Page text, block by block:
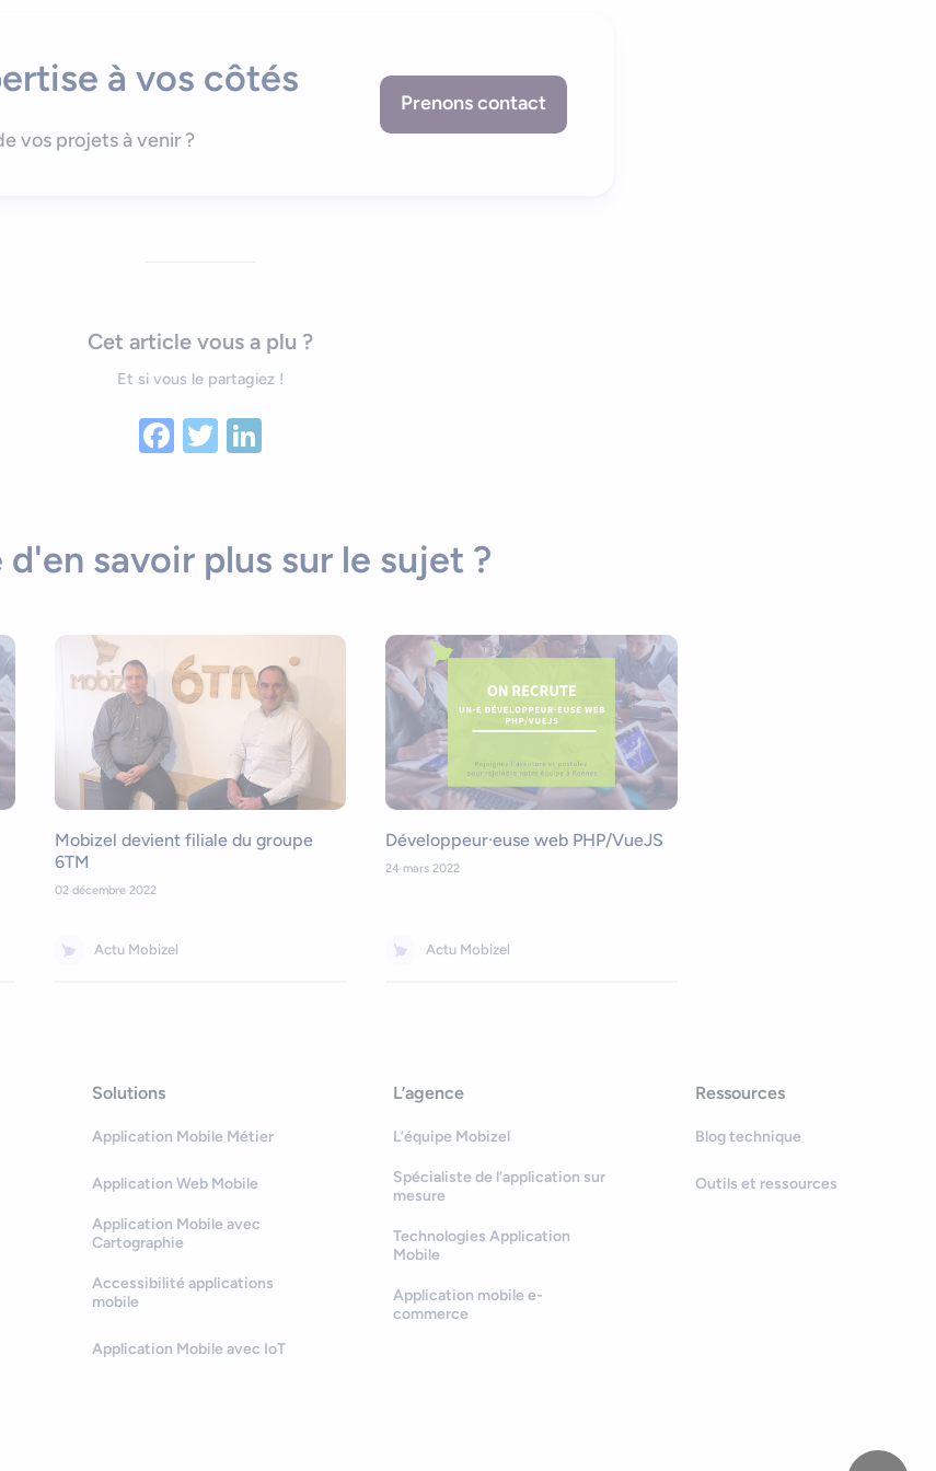
à vos côtés
vos projets à venir ?
Prenons contact
Cet article vous a plu ?
Et si vous le partagiez !
Facebook
Twitter
d'en savoir plus sur le sujet ?
Mobizel devient filiale du groupe
6TM
02 décembre 2022
Actu Mobizel
Développeur·euse web PHP/VueJS
24 mars 2022
Actu Mobizel
Solutions
Application Mobile Métier
Application Web Mobile
Application Mobile avec
Cartographie
Accessibilité applications
mobile
Application Mobile avec IoT
L’agence
L’équipe Mobizel
Spécialiste de l’application sur
mesure
Technologies Application
Mobile
Application mobile e-
commerce
Ressources
Blog technique
Outils et ressources
Bonjour, je suis Zel, votre assistant.